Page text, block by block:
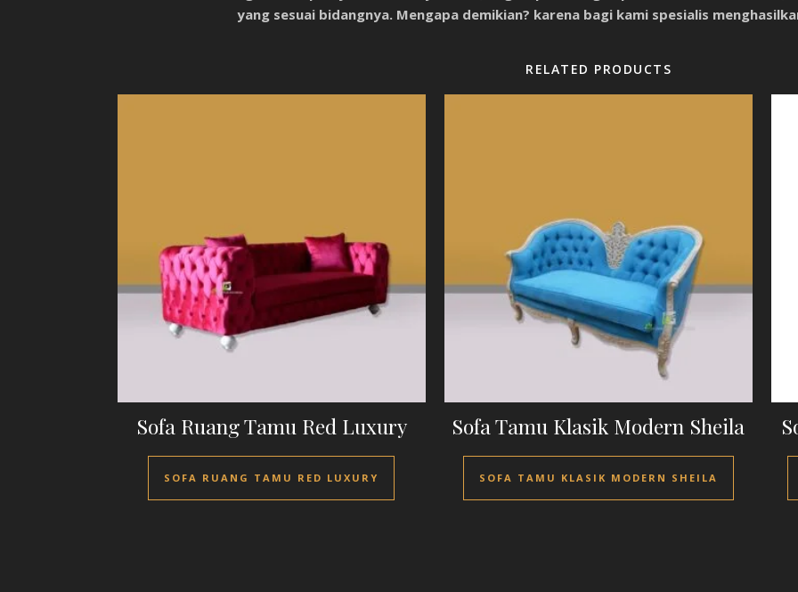
yang sesuai bidangnya. Mengapa demikian? karena bagi kami spesialis
RELATED PRODUCTS
Sofa Ruang Tamu Red Luxury
SOFA RUANG TAMU RED LUXURY
Sofa Tamu Klasik Modern Sheila
SOFA TAMU KLASIK MODERN SHEILA